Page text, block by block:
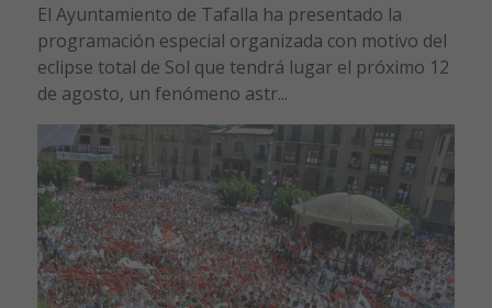
El Ayuntamiento de Tafalla ha presentado la
programación especial organizada con motivo del
eclipse total de Sol que tendrá lugar el próximo 12
de agosto, un fenómeno astr...